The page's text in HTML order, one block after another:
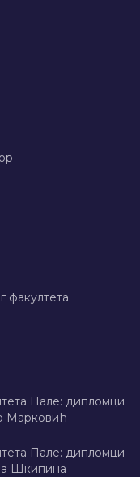
факултета
Пале: дипломци
Марковић
Пале: дипломци
Шкипина